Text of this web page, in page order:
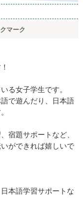
マーク
る女子学生です。
で遊んだり、日本語
宿題サポートなど、
ができれば嬉しいで
本語学習サポートな